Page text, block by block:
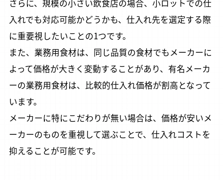
さらに、規模の小さい飲食店の場合、小ロットでの仕
入れでも対応可能かどうかも、仕入れ先を選定する際
に重要視したいことの1つです。
また、業務用食材は、同じ品質の食材でもメーカーに
よって価格が大きく変動することがあり、有名メーカ
ーの業務用食材は、比較的仕入れ価格が割高となって
います。
メーカーに特にこだわりが無い場合は、価格が安いメ
ーカーのものを重視して選ぶことで、仕入れコストを
抑えることが可能です。